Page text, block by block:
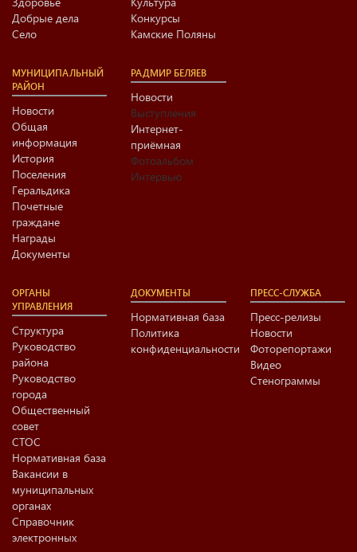
Добрые дела
Село
Конкурсы
Камские Поляны
МУНИЦИПАЛЬНЫЙ
РАЙОН
Новости
Общая
информация
История
Поселения
Геральдика
Почетные
граждане
Награды
Документы
РАДМИР БЕЛЯЕВ
Новости
Выступления
Интернет-
приёмная
Фотоальбом
Интервью
ОРГАНЫ
УПРАВЛЕНИЯ
Структура
Руководство
района
Руководство
города
Общественный
совет
СТОС
Нормативная база
Вакансии в
муниципальных
органах
Справочник
электронных
ДОКУМЕНТЫ
Нормативная база
Политика
конфиденциальности
ПРЕСС-СЛУЖБА
Пресс-релизы
Новости
Фоторепортажи
Видео
Стенограммы